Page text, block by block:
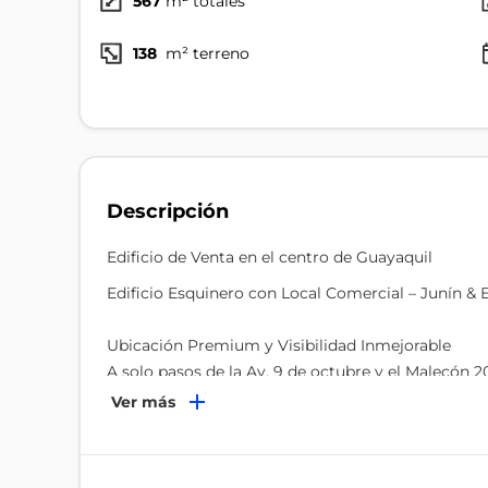
138 m² terreno
Descripción
Edificio de Venta en el centro de Guayaquil
Edificio Esquinero con Local Comercial – Junín &
Ubicación Premium y Visibilidad Inmejorable
A solo pasos de la Av. 9 de octubre y el Malecón
puntos más estratégicos y tradicionales del
La esquina perfecta para proyectar la imagen de
Ver más